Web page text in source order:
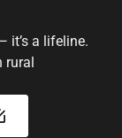
it’s a lifeline.
rural